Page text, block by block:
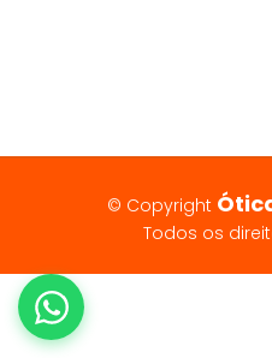
© Copyright
Todos os